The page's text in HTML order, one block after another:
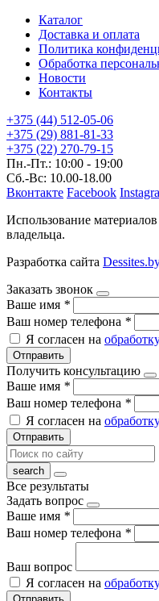
Каталог
Доставка и оплата
Политика
Обработка
Новости
Контакты
+375 (44) 512-05-06
+375 (29) 881-81-33
+375 (22) 270-79-15
Пн.-Пт.: 10:00 - 19:00
Сб.-Вс: 10.00-18.00
Вконтакте Facebook
Использование
владельца.
Разработка сайта
Заказать звонок
Ваше имя *
Ваш номер телефона *
Я согласен на
Отправить
Получить консультацию
Ваше имя *
Ваш номер телефона *
Я согласен на
Отправить
Все результаты
Задать вопрос
Ваше имя *
Ваш номер телефона *
Ваш вопрос
Я согласен на